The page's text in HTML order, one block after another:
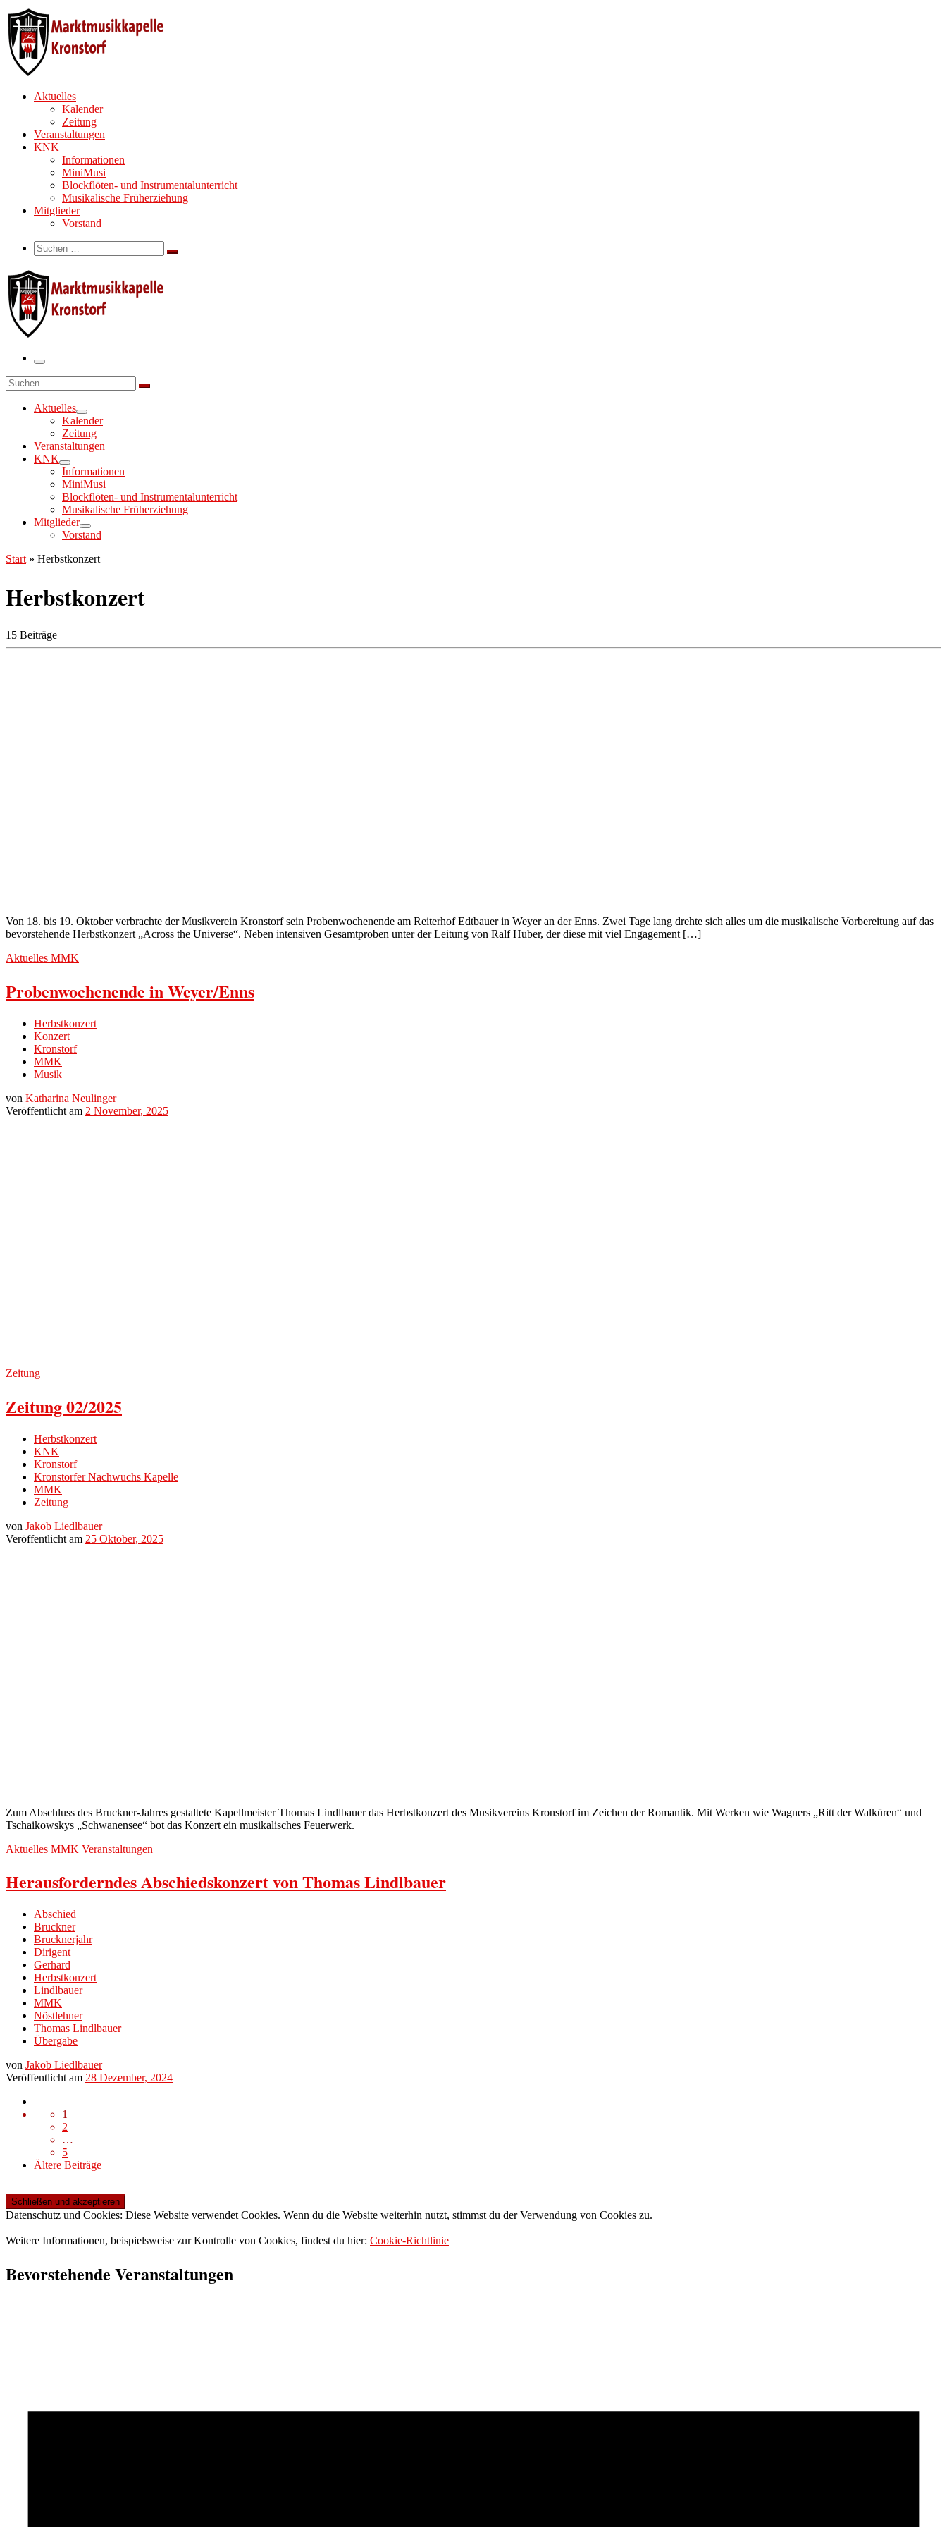
Zum
Inhalt
springen
Aktuelles
Kalender
Zeitung
Veranstaltungen
KNK
Informationen
MiniMusi
Blockflöten- und Instrumentalunterricht
Musikalische Früherziehung
Mitglieder
Vorstand
Search
Suche
Suchen …
Menü
Suche
Suchen …
Aktuelles
Kalender
Zeitung
Veranstaltungen
KNK
Informationen
MiniMusi
Blockflöten- und Instrumentalunterricht
Musikalische Früherziehung
Mitglieder
Vorstand
Start » Herbstkonzert
Herbstkonzert
15 Beiträge
Von 18. bis 19. Oktober verbrachte der Musikverein Kronstorf sein Probenwochenende am Reiterhof Edtbauer in Weyer an der Enns. Zwei Tage lang drehte sich alles um die musikalische Vorbereitung auf das
bevorstehende Herbstkonzert „Across the Universe“. Neben intensiven Gesamtproben unter der Leitung von Ralf Huber, der diese mit viel Engagement […]
Aktuelles MMK
Probenwochenende in Weyer/Enns
Herbstkonzert
Konzert
Kronstorf
MMK
Musik
von Katharina Neulinger
Veröffentlicht am 2 November, 2025
Zeitung
Zeitung 02/2025
Herbstkonzert
KNK
Kronstorf
Kronstorfer Nachwuchs Kapelle
MMK
Zeitung
von Jakob Liedlbauer
Veröffentlicht am 25 Oktober, 2025
Zum Abschluss des Bruckner-Jahres gestaltete Kapellmeister Thomas Lindlbauer das Herbstkonzert des Musikvereins Kronstorf im Zeichen der Romantik. Mit Werken wie Wagners „Ritt der Walküren“ und
Tschaikowskys „Schwanensee“ bot das Konzert ein musikalisches Feuerwerk.
Aktuelles MMK Veranstaltungen
Herausforderndes Abschiedskonzert von Thomas Lindlbauer
Abschied
Bruckner
Brucknerjahr
Dirigent
Gerhard
Herbstkonzert
Lindlbauer
MMK
Nöstlehner
Thomas Lindlbauer
Übergabe
von Jakob Liedlbauer
Veröffentlicht am 28 Dezember, 2024
Beitragsnavigation
1
2
…
5
Ältere
Ältere Beiträge
Datenschutz und Cookies: Diese Website verwendet Cookies. Wenn du die Website weiterhin nutzt, stimmst du der Verwendung von Cookies zu.
Weitere Informationen, beispielsweise zur Kontrolle von Cookies, findest du hier: Cookie-Richtlinie
Bevorstehende Veranstaltungen